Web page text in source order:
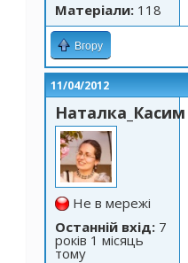
Матеріали: 118
Вгору
11/04/2012
Наталка_Касим
Не в мережі
Останній вхід: 7
років 1 місяць
тому